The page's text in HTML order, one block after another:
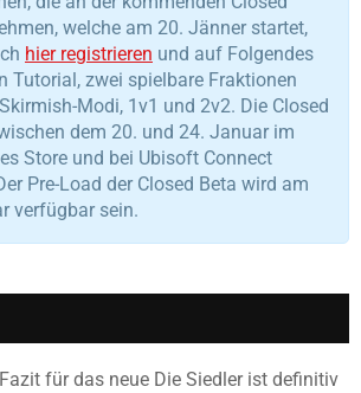
welche am 20. Jänner startet,
hier registrieren und auf Folgendes
Tutorial, zwei spielbare Fraktionen
Modi, 1v1 und 2v2. Die Closed
dem 20. und 24. Januar im
Store und bei Ubisoft Connect
Pre-Load der Closed Beta wird am
verfügbar sein.
für das neue Die Siedler ist definitiv